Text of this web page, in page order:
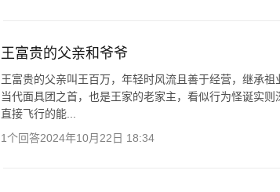
王富贵的父亲和爷爷
王富贵的父亲叫王百万，年轻时风流且善于经营，继承
当代面具团之首，也是王家的老家主，看似行为怪诞实
直接飞行的能...
1个回答2024年10月22日 18:34